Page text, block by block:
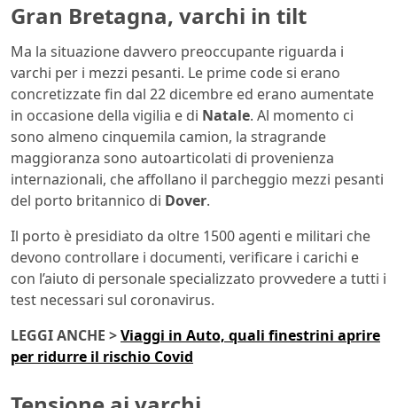
Gran Bretagna, varchi in tilt
Ma la situazione davvero preoccupante riguarda i
varchi per i mezzi pesanti. Le prime code si erano
concretizzate fin dal 22 dicembre ed erano aumentate
in occasione della vigilia e di Natale. Al momento ci
sono almeno cinquemila camion, la stragrande
maggioranza sono autoarticolati di provenienza
internazionali, che affollano il parcheggio mezzi pesanti
del porto britannico di Dover.
Il porto è presidiato da oltre 1500 agenti e militari che
devono controllare i documenti, verificare i carichi e
con l’aiuto di personale specializzato provvedere a tutti i
test necessari sul coronavirus.
LEGGI ANCHE >Viaggi in Auto, quali finestrini aprire
per ridurre il rischio Covid